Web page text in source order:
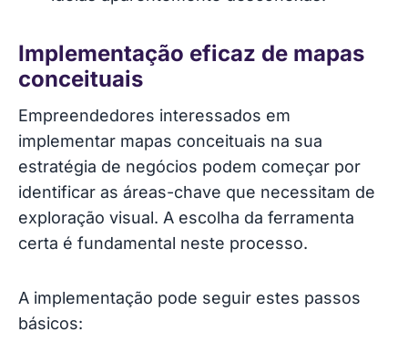
Implementação eficaz de mapas
conceituais
Empreendedores interessados em
implementar mapas conceituais na sua
estratégia de negócios podem começar por
identificar as áreas-chave que necessitam de
exploração visual. A escolha da ferramenta
certa é fundamental neste processo.
A implementação pode seguir estes passos
básicos: